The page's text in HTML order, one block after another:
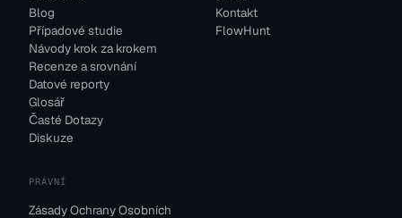
Blog
Případové studie
Návody krok za krokem
Recenze a srovnání
Datové reporty
Glosář
Časté Dotazy
Diskuze
Kontakt
FlowHunt
PRÁVNÍ
Zásady Ochrany Osobních